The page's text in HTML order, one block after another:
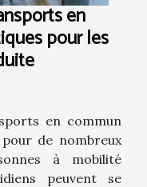
en
pour les
en commun
de nombreux
à mobilité
peuvent se